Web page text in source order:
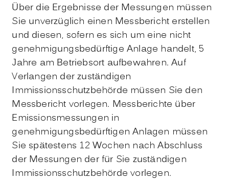
Über die Ergebnisse der Messungen müssen
Sie unverzüglich einen Messbericht erstellen
und diesen, sofern es sich um eine nicht
genehmigungsbedürftige Anlage handelt, 5
Jahre am Betriebsort aufbewahren. Auf
Verlangen der zuständigen
Immissionsschutzbehörde müssen Sie den
Messbericht vorlegen. Messberichte über
Emissionsmessungen in
genehmigungsbedürftigen Anlagen müssen
Sie spätestens 12 Wochen nach Abschluss
der Messungen der für Sie zuständigen
Immissionsschutzbehörde vorlegen.